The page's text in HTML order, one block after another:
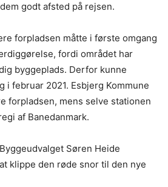
godt afsted på rejsen.
forpladsen måtte i første omgang
fordi området har
byggeplads. Derfor kunne
i februar 2021. Esbjerg Kommune
forpladsen, mens selve stationen
af Banedanmark.
Søren Heide
klippe den røde snor til den nye